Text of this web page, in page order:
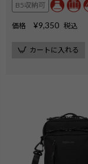
B5収納可
価格 ¥9,350 税込
カートに入れる